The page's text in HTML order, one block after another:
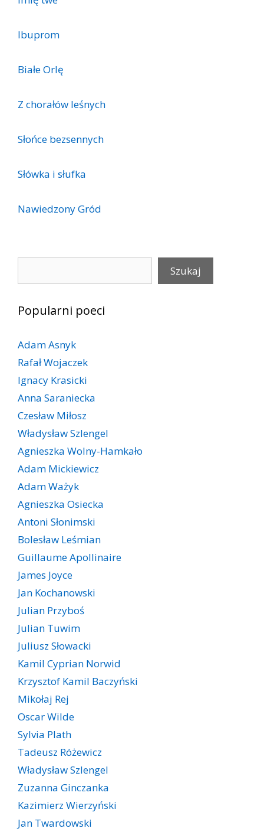
Ibuprom
Białe Orlę
Z chorałów leśnych
Słońce bezsennych
Słówka i słufka
Nawiedzony Gród
Szukaj
Popularni poeci
Adam Asnyk
Rafał Wojaczek
Ignacy Krasicki
Anna Saraniecka
Czesław Miłosz
Władysław Szlengel
Agnieszka Wolny-Hamkało
Adam Mickiewicz
Adam Ważyk
Agnieszka Osiecka
Antoni Słonimski
Bolesław Leśmian
Guillaume Apollinaire
James Joyce
Jan Kochanowski
Julian Przyboś
Julian Tuwim
Juliusz Słowacki
Kamil Cyprian Norwid
Krzysztof Kamil Baczyński
Mikołaj Rej
Oscar Wilde
Sylvia Plath
Tadeusz Różewicz
Władysław Szlengel
Zuzanna Ginczanka
Kazimierz Wierzyński
Jan Twardowski